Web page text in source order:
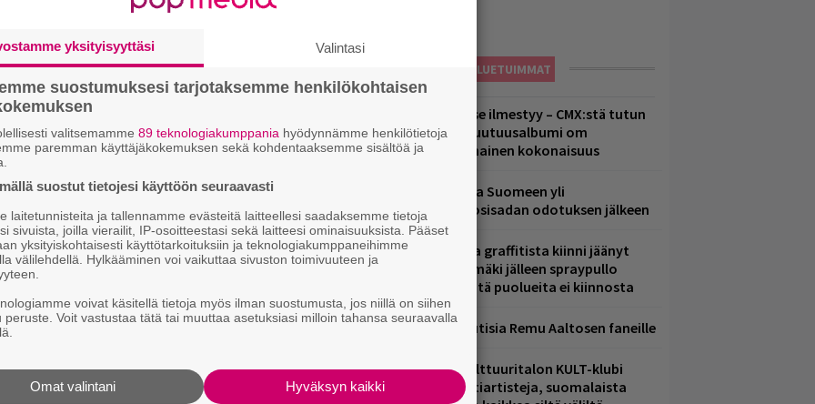
että mitä hän haluaisi hänen hautakiveensä
’En kuole koskaan. Se ei kuole koskaan.’
ikuisesti.”
ääniin lukeutuva Petrov
kertoi
LUETUIMMAT
Huomenna se ilmestyy – CMX:stä tutun
A.W. Yrjänän uutuusalbumi om
mammuttimainen kokonaisuus
Weezer palaa Suomeen yli
neljännesvuosisadan odotuksen jälkeen
Laittomasta graffitista kiinni jäänyt
Paavo Arhinmäki jälleen spraypullo
kädessä – näitä puolueita ei kiinnosta
Mainioita uutisia Remu Aaltosen faneille
Helsingin Kulttuuritalon KULT-klubi
tarjoaa kulttiartisteja, suomalaista
yksityisyyttäsi Valintasi
suostumuksesi tarjotaksemme henkilökohtaisen
valitsemamme 89 teknologiakumppania hyödynnämme henkilötietoja
paremman käyttäjäkokemuksen sekä kohdentaaksemme sisältöä ja
suostut tietojesi käyttöön seuraavasti
laitetunnisteita ja tallennamme evästeitä laitteellesi saadaksemme tietoja
sivuista, joilla vierailit, IP-osoitteestasi sekä laitteesi ominaisuuksista. Pääset
yksityiskohtaisesti käyttötarkoituksiin ja teknologiakumppaneihimme
välilehdellä. Hylkääminen voi vaikuttaa sivuston toimivuuteen ja
voivat käsitellä tietoja myös ilman suostumusta, jos niillä on siihen
peruste. Voit vastustaa tätä tai muuttaa asetuksiasi milloin tahansa seuraavalla
Hyväksyn kaikki
Omat valintani